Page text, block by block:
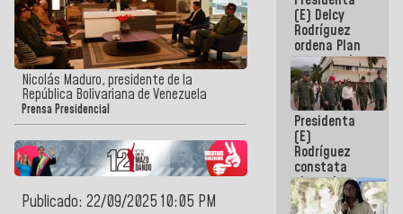
Nicolás Maduro, presidente de la
República Bolivariana de Venezuela
Prensa Presidencial
Publicado: 22/09/2025 10:05 PM
AmeriCup
2027
(E) Delcy
Rodríguez
ordena Plan
maestro de
desarrollo
logístico y
turístico
para La
Guaira
Presidenta
(E)
Rodríguez
constata
obras de
rehabilitación